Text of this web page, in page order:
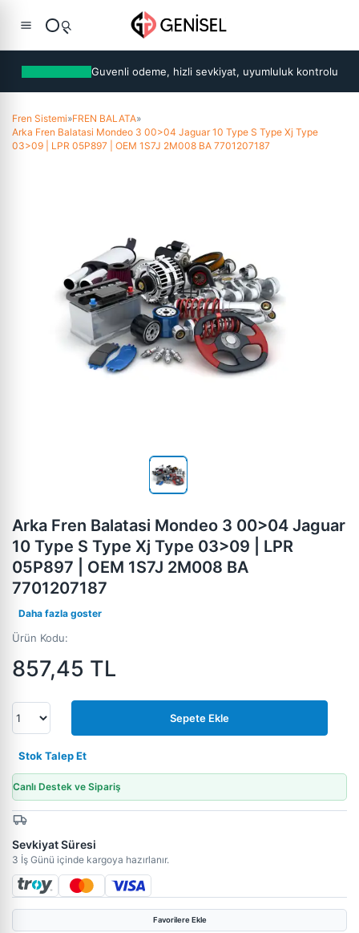
Guvenli odeme, hizli sevkiyat, uyumluluk kontrolu
Fren Sistemi»FREN BALATA»
Arka Fren Balatasi Mondeo 3 00>04 Jaguar 10 Type S Type Xj Type
03>09 | LPR 05P897 | OEM 1S7J 2M008 BA 7701207187
Arka Fren Balatasi Mondeo 3 00>04 Jaguar
10 Type S Type Xj Type 03>09 | LPR
05P897 | OEM 1S7J 2M008 BA
7701207187
Daha fazla goster
Ürün Kodu:
857,45 TL
Sepete Ekle
Stok Talep Et
Canlı Destek ve Sipariş
Sevkiyat Süresi
3 İş Günü içinde kargoya hazırlanır.
Favorilere Ekle